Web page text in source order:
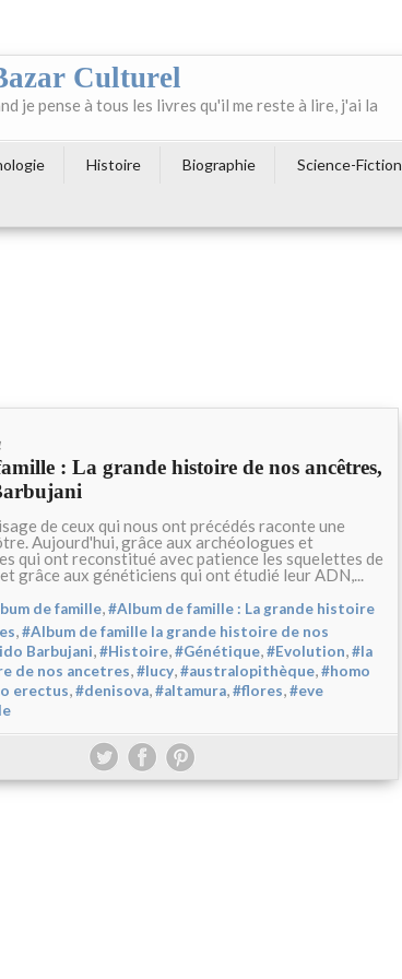
Culturel
je pense à tous les livres qu'il me reste à lire, j'ai la
Histoire Biographie Science-Fiction
: La grande histoire de nos ancêtres,
de ceux qui nous ont précédés raconte une
Aujourd'hui, grâce aux archéologues et
qui ont reconstitué avec patience les squelettes de
grâce aux généticiens qui ont étudié leur ADN,...
de famille,#Album de famille : La grande histoire
,#Album de famille la grande histoire de nos
Barbujani,#Histoire,#Génétique,#Evolution,#la
de nos ancetres,#lucy,#australopithèque,#homo
erectus,#denisova,#altamura,#flores,#eve